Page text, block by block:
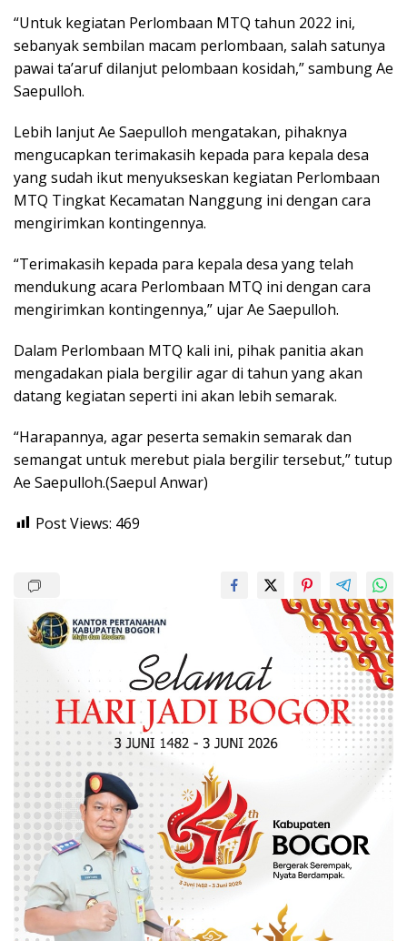
“Untuk kegiatan Perlombaan MTQ tahun 2022 ini,
sebanyak sembilan macam perlombaan, salah satunya
pawai ta’aruf dilanjut pelombaan kosidah,” sambung Ae
Saepulloh.
Lebih lanjut Ae Saepulloh mengatakan, pihaknya
mengucapkan terimakasih kepada para kepala desa
yang sudah ikut menyukseskan kegiatan Perlombaan
MTQ Tingkat Kecamatan Nanggung ini dengan cara
mengirimkan kontingennya.
“Terimakasih kepada para kepala desa yang telah
mendukung acara Perlombaan MTQ ini dengan cara
mengirimkan kontingennya,” ujar Ae Saepulloh.
Dalam Perlombaan MTQ kali ini, pihak panitia akan
mengadakan piala bergilir agar di tahun yang akan
datang kegiatan seperti ini akan lebih semarak.
“Harapannya, agar peserta semakin semarak dan
semangat untuk merebut piala bergilir tersebut,” tutup
Ae Saepulloh.(Saepul Anwar)
Post Views: 469